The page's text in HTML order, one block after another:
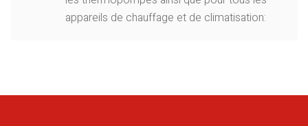
appareils de chauffage et de climatisation: